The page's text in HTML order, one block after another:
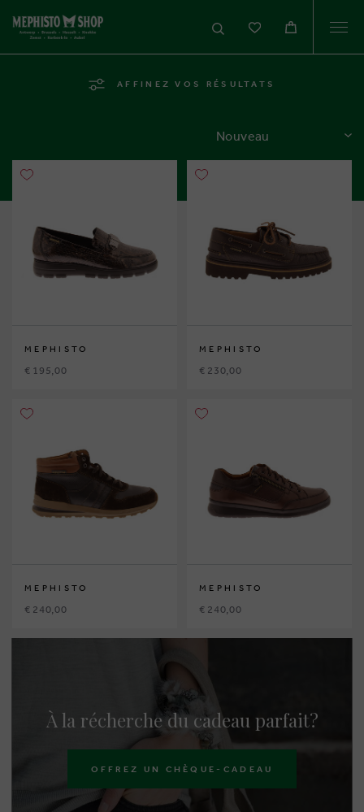
AFFINEZ VOS RÉSULTATS
TRIER
MEPHISTO
€ 195,00
MEPHISTO
€ 230,00
MEPHISTO
€ 240,00
MEPHISTO
€ 240,00
À la récherche du cadeau parfait?
OFFREZ UN CHÈQUE-CADEAU